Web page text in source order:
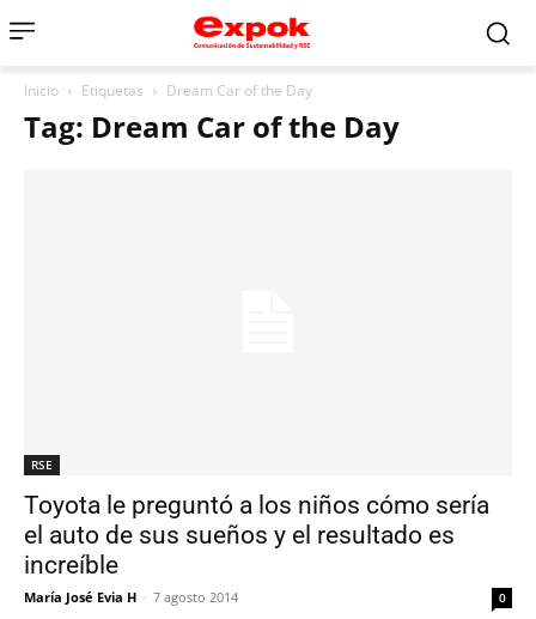
Inicio Etiquetas Dream Car of the Day
Tag: Dream Car of the Day
RSE
Toyota le preguntó a los niños cómo sería
el auto de sus sueños y el resultado es
increíble
María José Evia H - 7 agosto 2014 0